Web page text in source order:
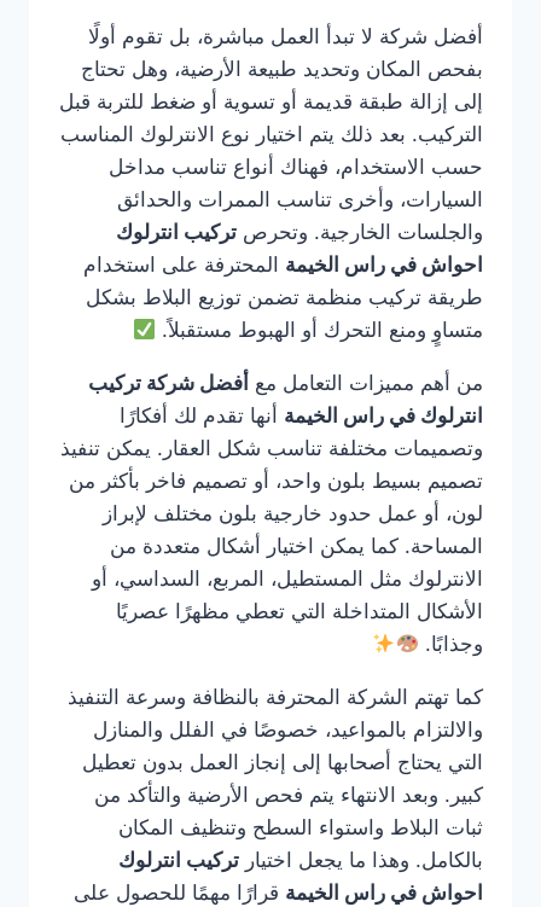
أفضل شركة لا تبدأ العمل مباشرة، بل تقوم أولًا
بفحص المكان وتحديد طبيعة الأرضية، وهل تحتاج
إلى إزالة طبقة قديمة أو تسوية أو ضغط للتربة قبل
التركيب. بعد ذلك يتم اختيار نوع الانترلوك المناسب
حسب الاستخدام، فهناك أنواع تناسب مداخل
السيارات، وأخرى تناسب الممرات والحدائق
والجلسات الخارجية. وتحرص تركيب انترلوك
احواش في راس الخيمة المحترفة على استخدام
طريقة تركيب منظمة تضمن توزيع البلاط بشكل
متساوٍ ومنع التحرك أو الهبوط مستقبلاً.
من أهم مميزات التعامل مع أفضل شركة تركيب
انترلوك في راس الخيمة أنها تقدم لك أفكارًا
وتصميمات مختلفة تناسب شكل العقار. يمكن تنفيذ
تصميم بسيط بلون واحد، أو تصميم فاخر بأكثر من
لون، أو عمل حدود خارجية بلون مختلف لإبراز
المساحة. كما يمكن اختيار أشكال متعددة من
الانترلوك مثل المستطيل، المربع، السداسي، أو
الأشكال المتداخلة التي تعطي مظهرًا عصريًا
وجذابًا.
كما تهتم الشركة المحترفة بالنظافة وسرعة التنفيذ
والالتزام بالمواعيد، خصوصًا في الفلل والمنازل
التي يحتاج أصحابها إلى إنجاز العمل بدون تعطيل
كبير. وبعد الانتهاء يتم فحص الأرضية والتأكد من
ثبات البلاط واستواء السطح وتنظيف المكان
بالكامل. وهذا ما يجعل اختيار تركيب انترلوك
احواش في راس الخيمة قرارًا مهمًا للحصول على